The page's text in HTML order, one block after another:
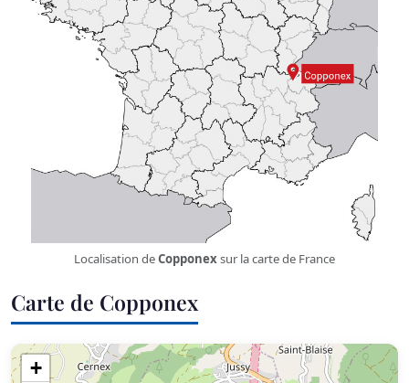
Localisation deCopponex sur la carte de France
Carte de Copponex
+